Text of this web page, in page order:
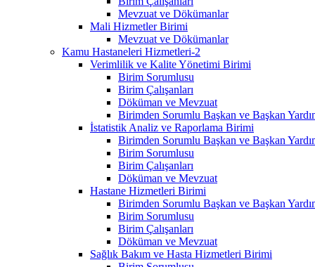
Mevzuat ve Dökümanlar
Mali Hizmetler Birimi
Mevzuat ve Dökümanlar
Kamu Hastaneleri Hizmetleri-2
Verimlilik ve Kalite Yönetimi Birimi
Birim Sorumlusu
Birim Çalışanları
Döküman ve Mevzuat
Birimden Sorumlu Başkan ve Başkan
İstatistik Analiz ve Raporlama Birimi
Birimden Sorumlu Başkan ve Başkan
Birim Sorumlusu
Birim Çalışanları
Döküman ve Mevzuat
Hastane Hizmetleri Birimi
Birimden Sorumlu Başkan ve Başkan
Birim Sorumlusu
Birim Çalışanları
Döküman ve Mevzuat
Sağlık Bakım ve Hasta Hizmetleri Birimi